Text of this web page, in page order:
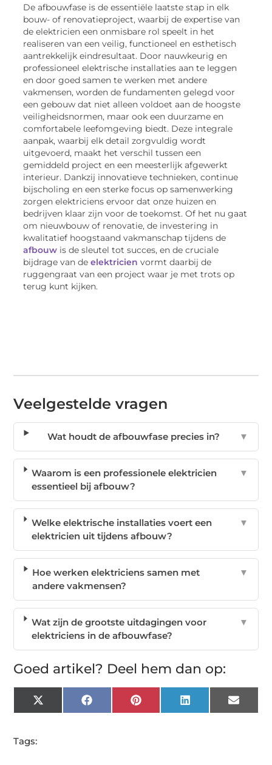
De afbouwfase is de essentiële laatste stap in elk
bouw- of renovatieproject, waarbij de expertise van
de elektricien een onmisbare rol speelt in het
realiseren van een veilig, functioneel en esthetisch
aantrekkelijk eindresultaat. Door nauwkeurig en
professioneel elektrische installaties aan te leggen
en door goed samen te werken met andere
vakmensen, worden de fundamenten gelegd voor
een gebouw dat niet alleen voldoet aan de hoogste
veiligheidsnormen, maar ook een duurzame en
comfortabele leefomgeving biedt. Deze integrale
aanpak, waarbij elk detail zorgvuldig wordt
uitgevoerd, maakt het verschil tussen een
gemiddeld project en een meesterlijk afgewerkt
interieur. Dankzij innovatieve technieken, continue
bijscholing en een sterke focus op samenwerking
zorgen elektriciens ervoor dat onze huizen en
bedrijven klaar zijn voor de toekomst. Of het nu gaat
om nieuwbouw of renovatie, de investering in
kwalitatief hoogstaand vakmanschap tijdens de
afbouw is de sleutel tot succes, en de cruciale
bijdrage van de elektricien vormt daarbij de
ruggengraat van een project waar je met trots op
terug kunt kijken.
Veelgestelde vragen
Wat houdt de afbouwfase precies in? ▼
Waarom is een professionele elektricien
essentieel bij afbouw?
▼
Welke elektrische installaties voert een
elektricien uit tijdens afbouw?
▼
Hoe werken elektriciens samen met
andere vakmensen?
▼
Wat zijn de grootste uitdagingen voor
elektriciens in de afbouwfase?
▼
Goed artikel? Deel hem dan op:
X
(Twitter)
FacebookPinterest LinkedIn Email
Tags: